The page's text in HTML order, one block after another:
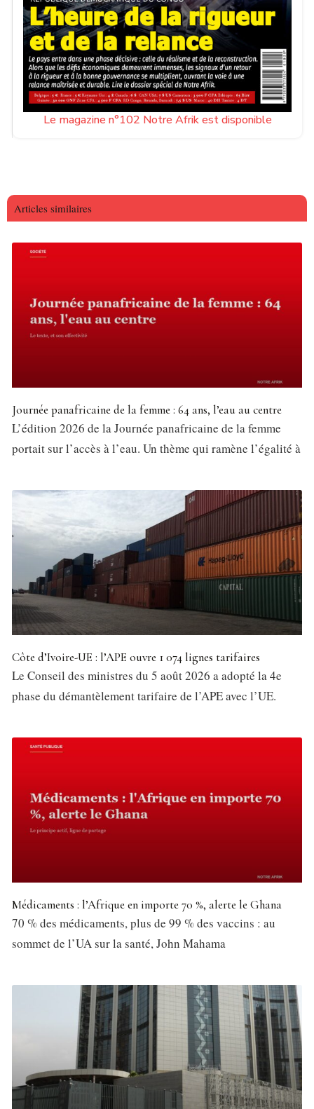
Le magazine n°102 Notre Afrik est disponible
Articles similaires
Journée panafricaine de la femme : 64 ans, l’eau au centre
L’édition 2026 de la Journée panafricaine de la femme
portait sur l’accès à l’eau. Un thème qui ramène l’égalité à
Côte d’Ivoire-UE : l’APE ouvre 1 074 lignes tarifaires
Le Conseil des ministres du 5 août 2026 a adopté la 4e
phase du démantèlement tarifaire de l’APE avec l’UE.
Médicaments : l’Afrique en importe 70 %, alerte le Ghana
70 % des médicaments, plus de 99 % des vaccins : au
sommet de l’UA sur la santé, John Mahama